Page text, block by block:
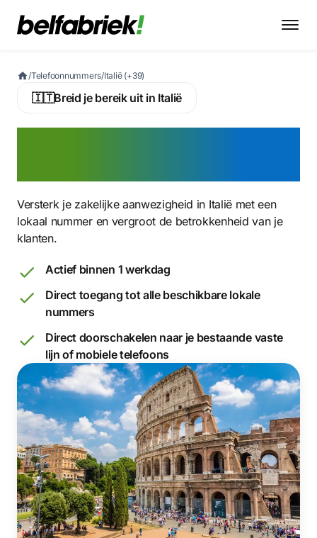
/Telefoonnummers/Italië (+39)
🇮🇹Breid je bereik uit in Italië
Versterk je zakelijke aanwezigheid in Italië met een
lokaal nummer en vergroot de betrokkenheid van je
klanten.
Actief binnen 1 werkdag
Direct toegang tot alle beschikbare lokale
nummers
Direct doorschakelen naar je bestaande vaste
lijn of mobiele telefoons